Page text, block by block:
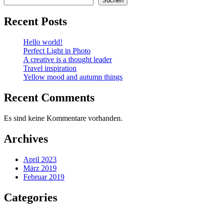
Recent Posts
Hello world!
Perfect Light in Photo
A creative is a thought leader
Travel inspiration
Yellow mood and autumn things
Recent Comments
Es sind keine Kommentare vorhanden.
Archives
April 2023
März 2019
Februar 2019
Categories